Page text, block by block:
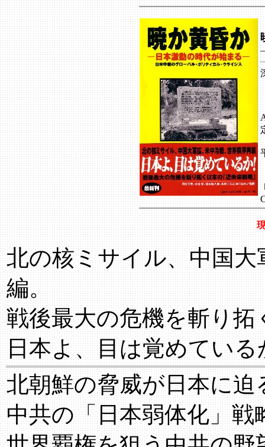
北の核ミサイル、中国
編。
戦後最大の危機を斬り
日本よ、目は覚めている
北朝鮮の脅威が日本に迫
中共の「日本弱体化」戦